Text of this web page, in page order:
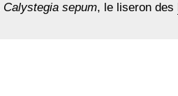
Calystegia sepum, le liseron des